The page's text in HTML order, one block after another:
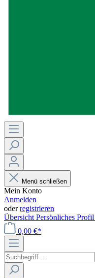
Menü schließen
Mein Konto
Anmelden
oderregistrieren
Übersicht Persönliches Profil
0,00 €*